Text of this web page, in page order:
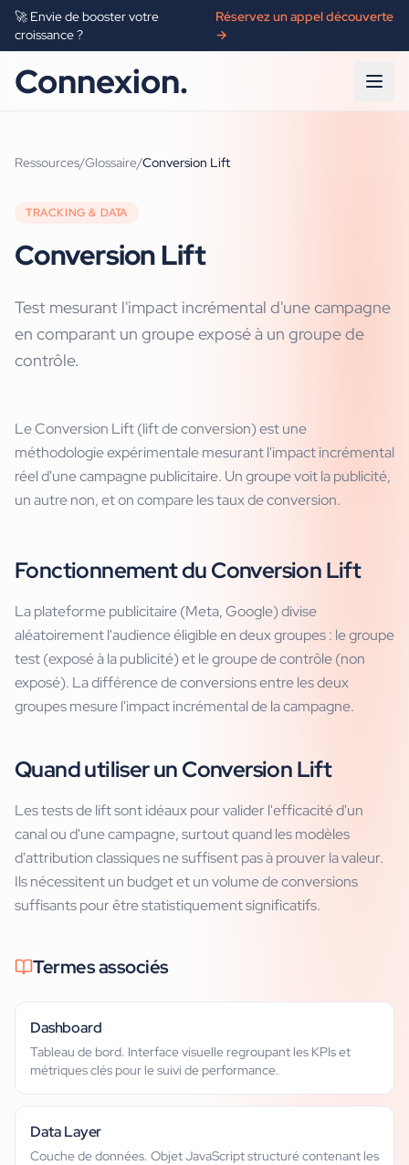
🚀 Envie de booster votre
croissance ?
Réservez un appel découverte
→
Connexion.
Ressources/Glossaire/Conversion Lift
TRACKING & DATA
Conversion Lift
Test mesurant l'impact incrémental d'une campagne
en comparant un groupe exposé à un groupe de
contrôle.
Le Conversion Lift (lift de conversion) est une
méthodologie expérimentale mesurant l'impact incrémental
réel d'une campagne publicitaire. Un groupe voit la publicité,
un autre non, et on compare les taux de conversion.
Fonctionnement du Conversion Lift
La plateforme publicitaire (Meta, Google) divise
aléatoirement l'audience éligible en deux groupes : le groupe
test (exposé à la publicité) et le groupe de contrôle (non
exposé). La différence de conversions entre les deux
groupes mesure l'impact incrémental de la campagne.
Quand utiliser un Conversion Lift
Les tests de lift sont idéaux pour valider l'efficacité d'un
canal ou d'une campagne, surtout quand les modèles
d'attribution classiques ne suffisent pas à prouver la valeur.
Ils nécessitent un budget et un volume de conversions
suffisants pour être statistiquement significatifs.
Termes associés
Dashboard
Tableau de bord. Interface visuelle regroupant les KPIs et
métriques clés pour le suivi de performance.
Data Layer
Couche de données. Objet JavaScript structuré contenant les